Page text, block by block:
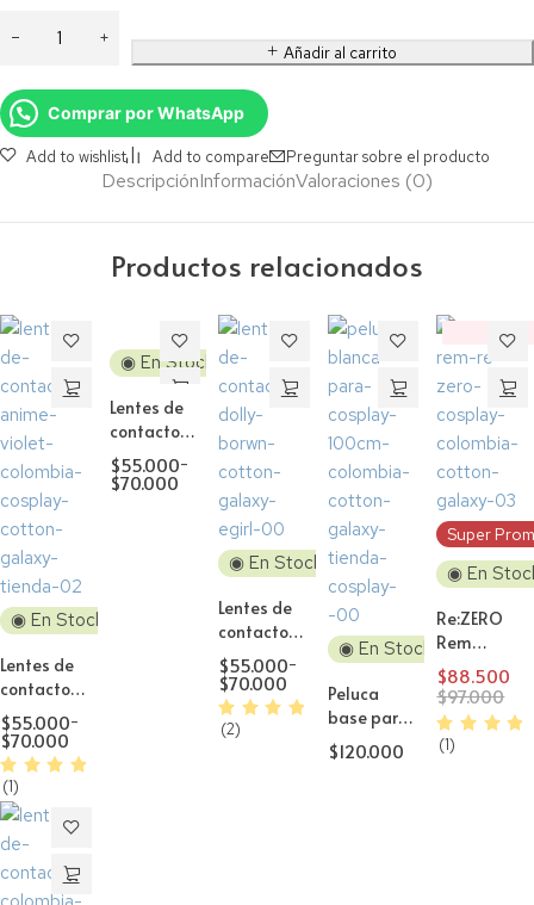
Añadir al carrito
Comprar por WhatsApp
Add to wishlist Add to compare Preguntar sobre el producto
DescripciónInformaciónValoraciones (0)
Productos relacionados
◉ En Stock
Lentes de
contacto
Cosplay
Anime
Violet
$55.000-
$70.000
(1)
◉ En Stock
Lentes de
contacto
Cosplay
Dawn
$55.000-
$70.000
◉ En Stock
Lentes de
contacto
Cosplay
Natural
Dolly
Brown H2
$55.000-
$70.000
(2)
◉ En Stock
Peluca
base para
Cosplay
100cm sin
$120.000
Super
◉ En
Descuento
Re:ZERO
Rem
Peluca
Cosplay
$97.000
$88.500
(1)